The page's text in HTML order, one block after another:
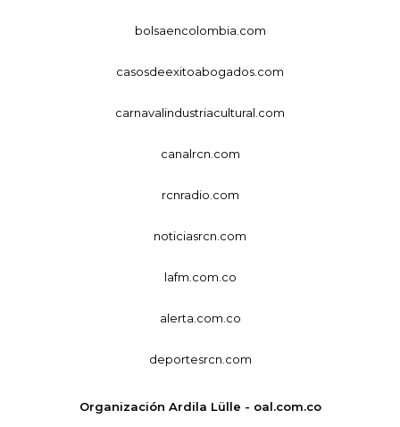
bolsaencolombia.com
casosdeexitoabogados.com
carnavalindustriacultural.com
canalrcn.com
rcnradio.com
noticiasrcn.com
lafm.com.co
alerta.com.co
deportesrcn.com
Organización Ardila Lülle - oal.com.co